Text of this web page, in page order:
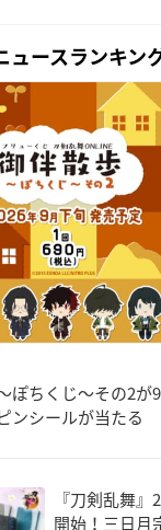
ュースランキン
ぽちくじ～その2が
ンシールが当たる
『刀剣乱舞
開始！三日月